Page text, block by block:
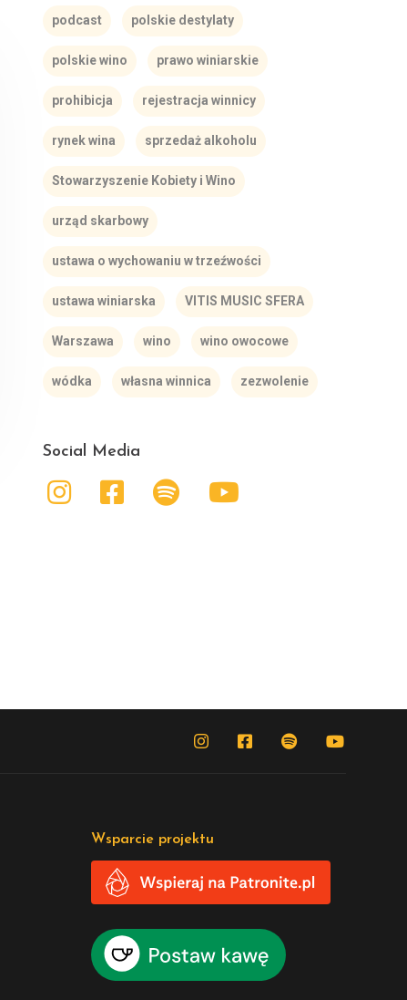
podcast polskie destylaty
polskie wino prawo winiarskie
prohibicja rejestracja winnicy
rynek wina sprzedaż alkoholu
Stowarzyszenie Kobiety i Wino
urząd skarbowy
ustawa o wychowaniu w trzeźwości
ustawa winiarska VITIS MUSIC SFERA
Warszawa wino wino owocowe
wódka własna winnica zezwolenie
Social Media
Wsparcie projektu